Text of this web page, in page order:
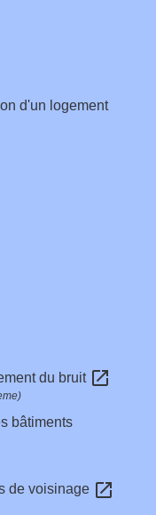
d'un logement
du bruit open_in_new
bâtiments
de voisinage open_in_new